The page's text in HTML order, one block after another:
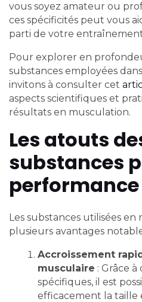
vous soyez amateur ou
ces spécificités peut vous
parti de votre
Pour explorer en
substances employées
invitons à consulter cet
aspects scientifiques et
résultats en musculation.
Les atouts
substances
Les substances utilisées
plusieurs avantages
Accroissement
musculaire : Grâce à
spécifiques, il est
efficacement la taille